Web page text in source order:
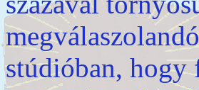
stúdióban, hogy